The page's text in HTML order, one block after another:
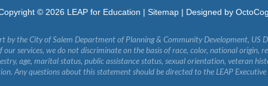
© 2026 LEAP for Education |Sitemap | Designed by
by the City of Salem Department of Planning & Community Development, US
services, we do not discriminate on the basis of race, color, national origin,
age, marital status, public assistance status, sexual orientation, veteran
Any questions about this statement should be directed to the LEAP